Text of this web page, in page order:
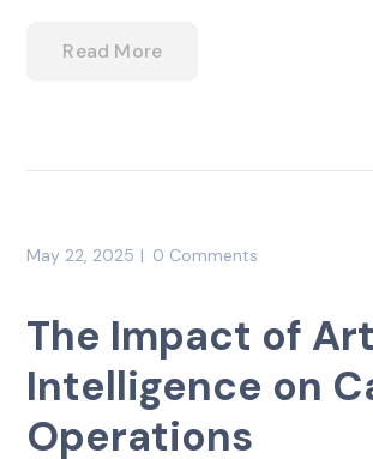
Read More
May 22, 2025 0 Comments
The Impact of
Intelligence on
Operations